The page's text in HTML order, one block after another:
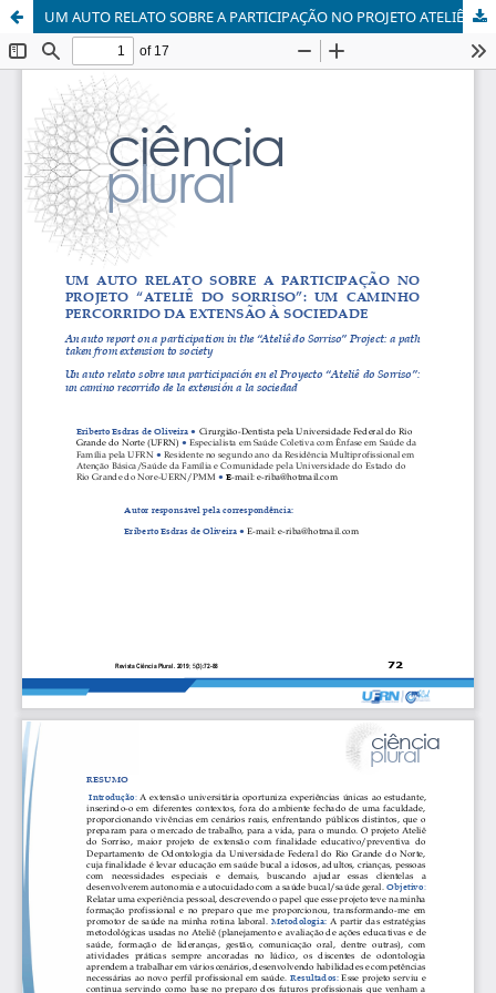
UM AUTO RELATO SOBRE A PARTICIPAÇÃO NO PROJETO ATELIÊ DO SORRISO: UM CAMINHO PERCORRIDO DA EXTENSÃO À SOCIEDADE